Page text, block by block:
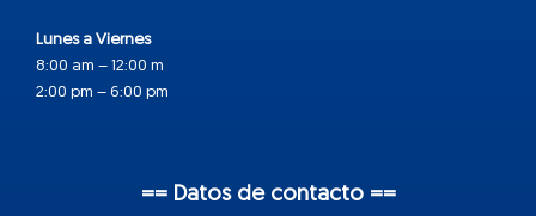
Lunes a Viernes
8:00 am – 12:00 m
2:00 pm – 6:00 pm
== Datos de contacto ==